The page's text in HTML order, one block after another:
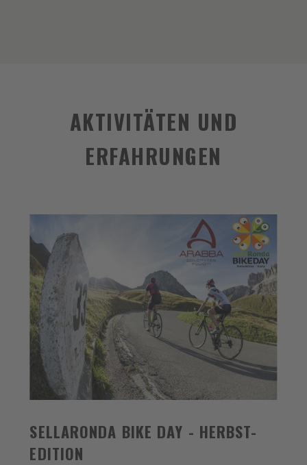
AKTIVITÄTEN UND
ERFAHRUNGEN
SELLARONDA BIKE DAY - HERBST-
EDITION